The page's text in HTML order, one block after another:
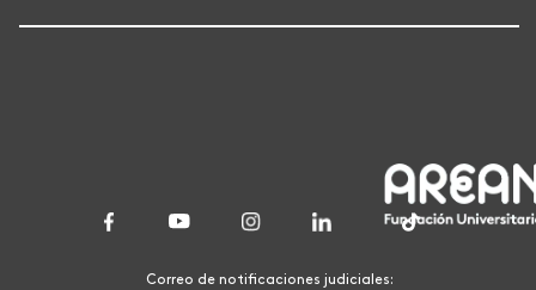
Correo de notificaciones judiciales: